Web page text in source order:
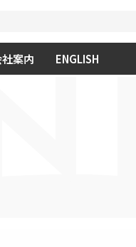
案内 ENGLISH